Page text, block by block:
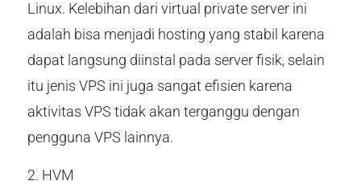
Linux. Kelebihan dari virtual private server ini
adalah bisa menjadi hosting yang stabil karena
dapat langsung diinstal pada server fisik, selain
itu jenis VPS ini juga sangat efisien karena
aktivitas VPS tidak akan terganggu dengan
pengguna VPS lainnya.
2. HVM